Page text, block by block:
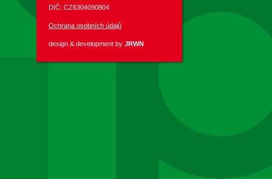
DIČ: CZ6304090804
Ochrana osobních údajů
design & development by JRWN